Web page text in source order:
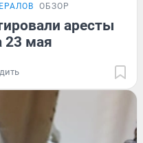
ОБЗОР
аресты
23 мая